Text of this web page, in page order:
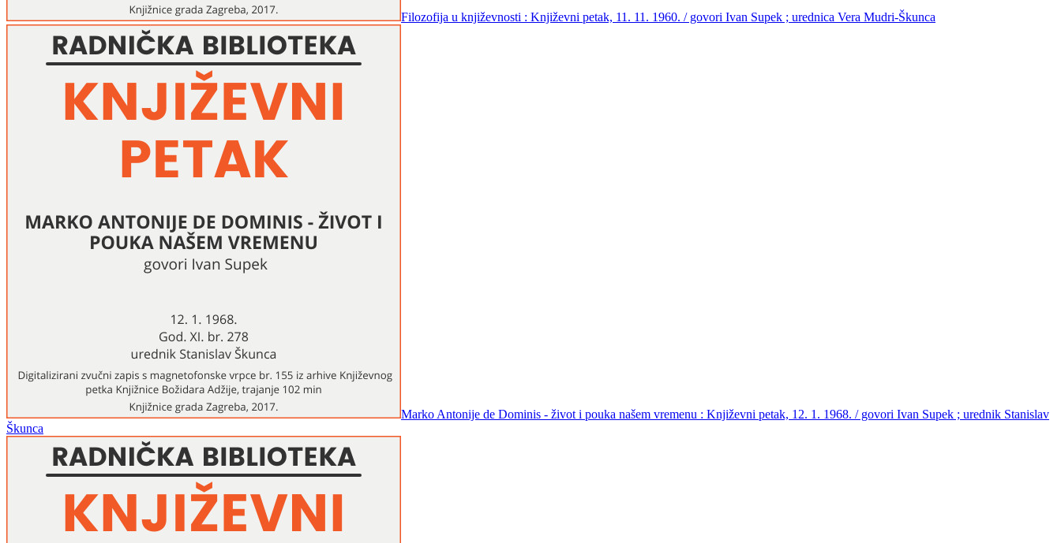
Filozofija u književnosti : Književni petak, 11. 11. 1960. / govori Ivan Supek ; urednica Vera Mudri-Škunca
Marko Antonije de Dominis - život i pouka našem vremenu : Književni petak, 12. 1. 1968. / govori Ivan Supek ; urednik Stanislav
Škunca